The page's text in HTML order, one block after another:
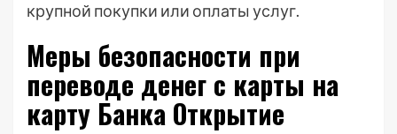
крупной покупки или оплаты услуг.
Меры безопасности при
переводе денег с карты на
карту Банка Открытие